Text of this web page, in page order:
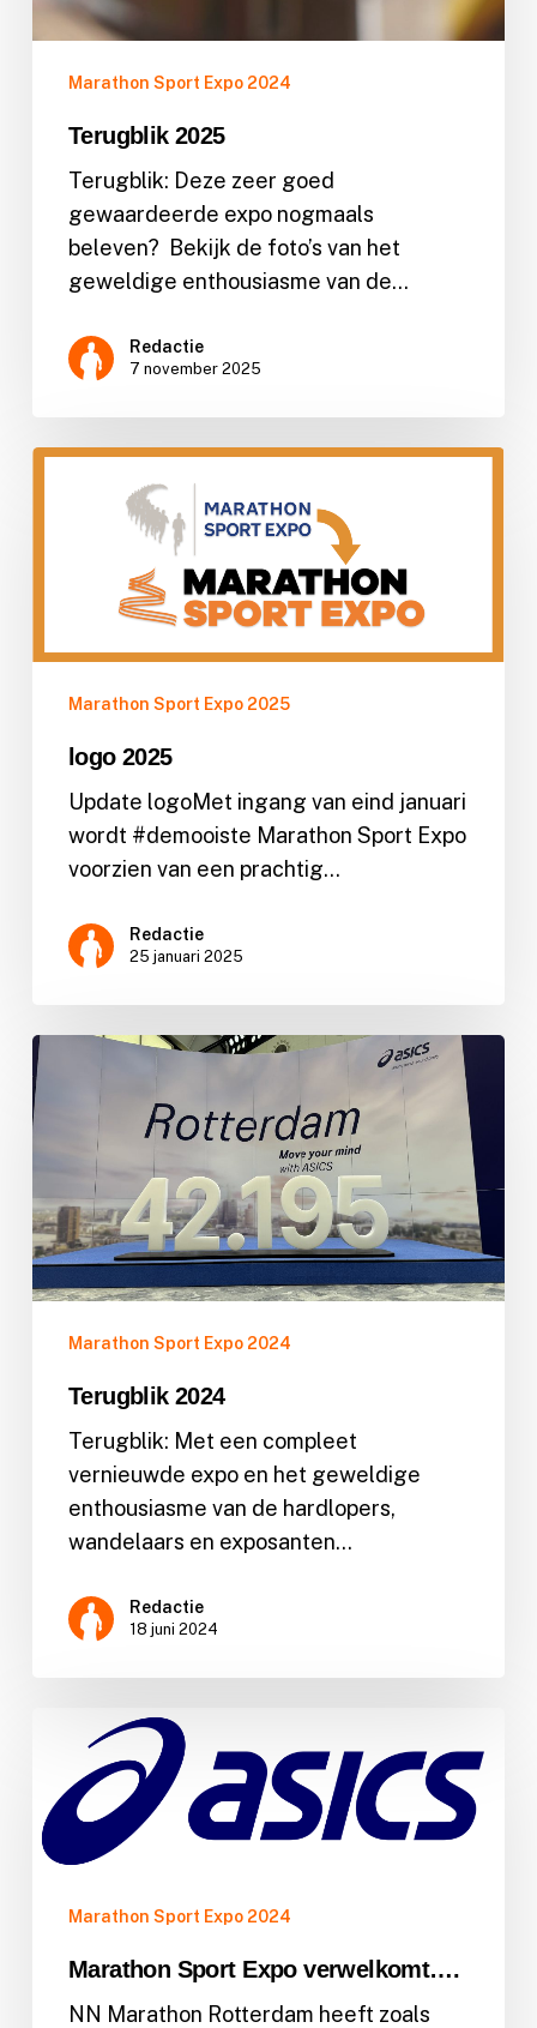
Marathon Sport Expo 2024
Terugblik 2025
Terugblik: Deze zeer goed
gewaardeerde expo nogmaals
beleven? Bekijk de foto’s van het
geweldige enthousiasme van de…
Redactie
7 november 2025
logo
Marathon Sport Expo 2025
logo 2025
Update logoMet ingang van eind januari
wordt #demooiste Marathon Sport Expo
voorzien van een prachtig…
Redactie
25 januari 2025
Terugblik
2024
Marathon Sport Expo 2024
Terugblik 2024
Terugblik: Met een compleet
vernieuwde expo en het geweldige
enthousiasme van de hardlopers,
wandelaars en exposanten…
Redactie
18 juni 2024
Marathon
Expo
verwelkomt….
Marathon Sport Expo 2024
Marathon Sport Expo verwelkomt….
NN Marathon Rotterdam heeft zoals